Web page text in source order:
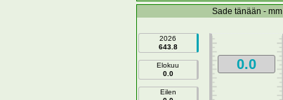
Sade tänään - mm
2026
643.8
Elokuu
0.0
Eilen
0.0